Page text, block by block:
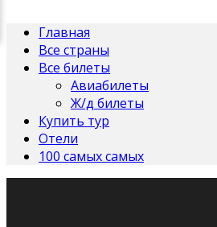
Главная
Все страны
Все билеты
Авиабилеты
Ж/д билеты
Купить тур
Отели
100 самых самых